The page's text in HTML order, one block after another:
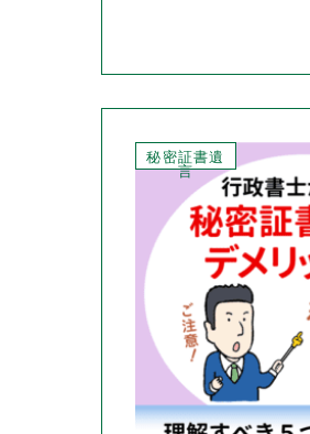
秘密証書遺
言